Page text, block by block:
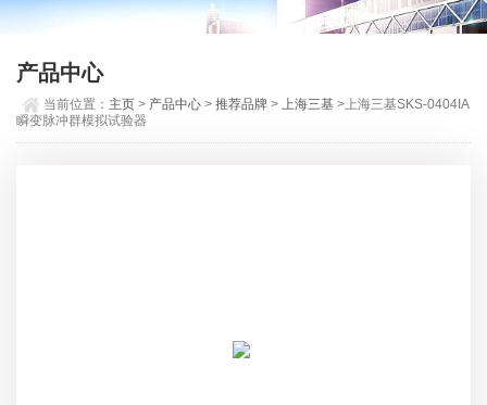
产品中心
当前位置： 主页 > 产品中心 >推荐品牌 >上海三基 >上海三基SKS-0404IA
瞬变脉冲群模拟试验器